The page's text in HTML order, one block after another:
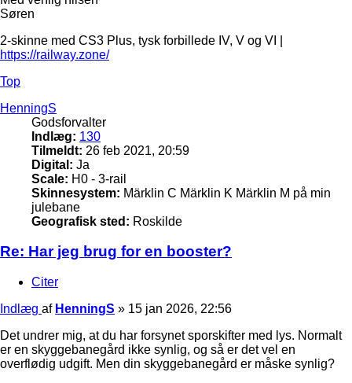
Søren
2-skinne med CS3 Plus, tysk forbillede IV, V og VI |
https://railway.zone/
Top
HenningS
Godsforvalter
Indlæg: 130
Tilmeldt: 26 feb 2021, 20:59
Digital: Ja
Scale: H0 - 3-rail
Skinnesystem: Märklin C Märklin K Märklin M på min
julebane
Geografisk sted: Roskilde
Re: Har jeg brug for en booster?
Citer
Indlæg af HenningS » 15 jan 2026, 22:56
Det undrer mig, at du har forsynet sporskifter med lys. Normalt
er en skyggebanegård ikke synlig, og så er det vel en
overflødig udgift. Men din skyggebanegård er måske synlig?